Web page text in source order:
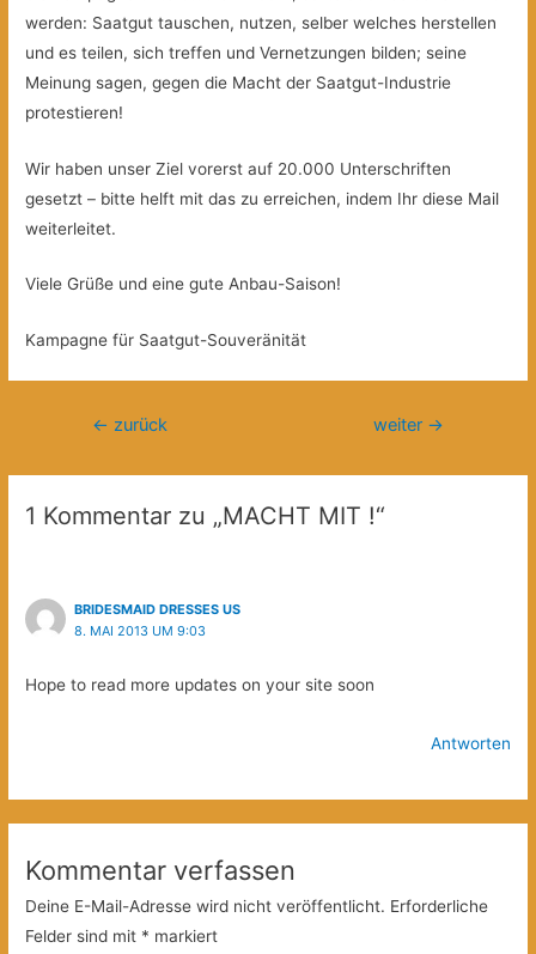
werden: Saatgut tauschen, nutzen, selber welches herstellen
und es teilen, sich treffen und Vernetzungen bilden; seine
Meinung sagen, gegen die Macht der Saatgut-Industrie
protestieren!
Wir haben unser Ziel vorerst auf 20.000 Unterschriften
gesetzt – bitte helft mit das zu erreichen, indem Ihr diese Mail
weiterleitet.
Viele Grüße und eine gute Anbau-Saison!
Kampagne für Saatgut-Souveränität
Beitragsnavigation
← zurück weiter →
1 Kommentar zu „MACHT MIT !“
BRIDESMAID DRESSES US
8. MAI 2013 UM 9:03
Hope to read more updates on your site soon
Antworten
Kommentar verfassen
Deine E-Mail-Adresse wird nicht veröffentlicht. Erforderliche
Felder sind mit * markiert